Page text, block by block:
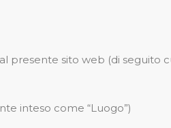
sito web (di seguito
inteso come “Luogo”)